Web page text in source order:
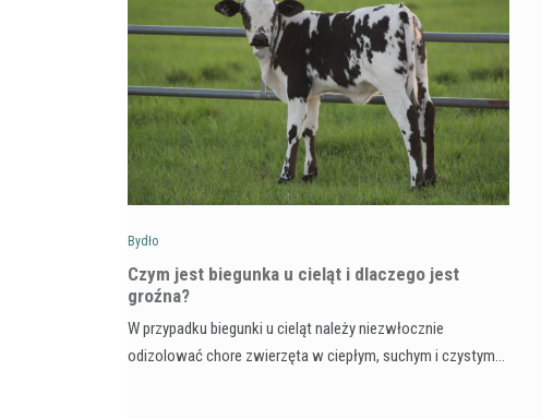
Bydło
Czym jest biegunka u cieląt i dlaczego jest
groźna?
W przypadku biegunki u cieląt należy niezwłocznie
odizolować chore zwierzęta w ciepłym, suchym i czystym…